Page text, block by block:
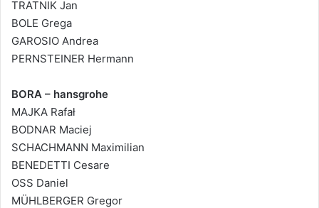
TRATNIK Jan
BOLE Grega
GAROSIO Andrea
PERNSTEINER Hermann
BORA – hansgrohe
MAJKA Rafał
BODNAR Maciej
SCHACHMANN Maximilian
BENEDETTI Cesare
OSS Daniel
MÜHLBERGER Gregor